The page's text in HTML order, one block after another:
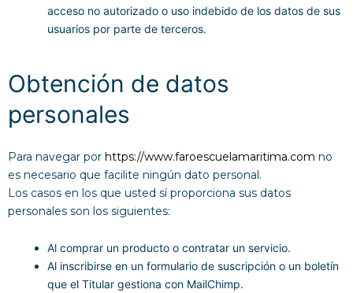
acceso no autorizado o uso indebido de los datos de sus
usuarios por parte de terceros.
Obtención de datos
personales
Para navegar por https://www.faroescuelamaritima.com no
es necesario que facilite ningún dato personal.
Los casos en los que usted sí proporciona sus datos
personales son los siguientes:
Al comprar un producto o contratar un servicio.
Al inscribirse en un formulario de suscripción o un boletín
que el Titular gestiona con MailChimp.